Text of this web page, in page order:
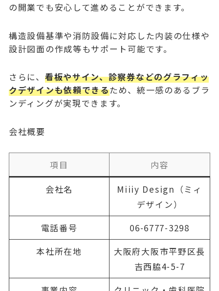
の開業でも安心して進めることができます。
構造設備基準や消防設備に対応した内装の仕様や
設計図面の作成等もサポート可能です。
さらに、 看板やサイン、診察券などのグラフィッ
クデザインも依頼できるため、統一感のあるブラ
ンディングが実現できます。
会社概要
項目
内容
会社名
Miiiy Design（ミィ
デザイン）
電話番号
06-6777-3298
本社所在地
大阪府大阪市平野区長
吉西脇4-5-7